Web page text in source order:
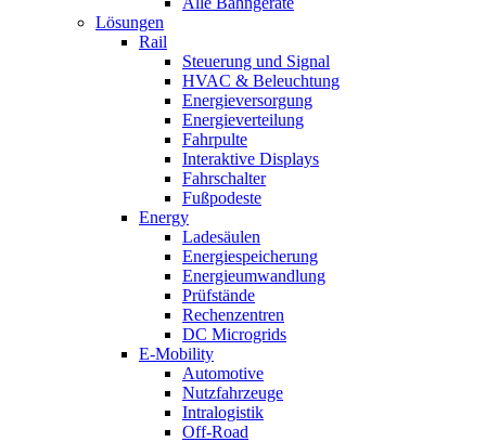
Lösungen
Rail
Steuerung und Signal
HVAC & Beleuchtung
Energieversorgung
Energieverteilung
Fahrpulte
Interaktive Displays
Fahrschalter
Fußpodeste
Energy
Ladesäulen
Energiespeicherung
Energieumwandlung
Prüfstände
Rechenzentren
DC Microgrids
E-Mobility
Automotive
Nutzfahrzeuge
Intralogistik
Off-Road